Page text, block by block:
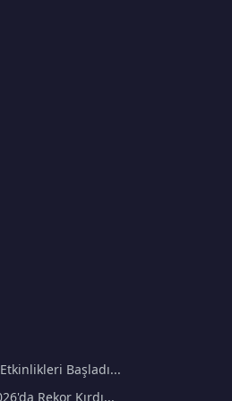
Başladı...
Rekor Kırdı...